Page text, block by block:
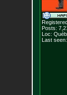
Posts:
Loc:
Last